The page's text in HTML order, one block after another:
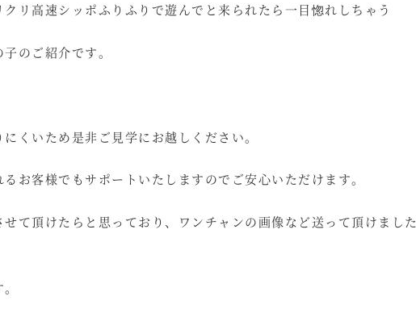
リ高速シッポふりふりで遊んでと来られたら一目惚れしちゃう
のご紹介です。
くいため是非ご見学にお越しください。
お客様でもサポートいたしますのでご安心いただけます。
て頂けたらと思っており、ワンチャンの画像など送って頂けました